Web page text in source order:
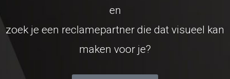
en
zoek je een reclamepartner die dat visueel kan
maken voor je?